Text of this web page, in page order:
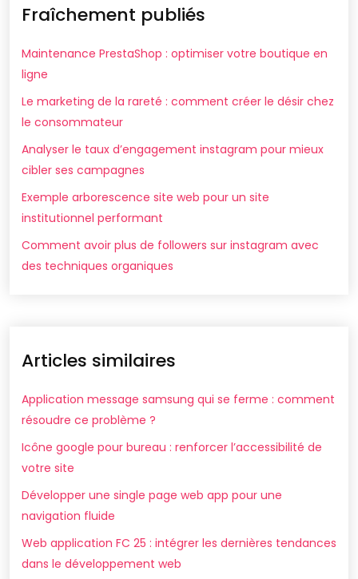
Fraîchement publiés
Maintenance PrestaShop : optimiser votre boutique en
ligne
Le marketing de la rareté : comment créer le désir chez
le consommateur
Analyser le taux d’engagement instagram pour mieux
cibler ses campagnes
Exemple arborescence site web pour un site
institutionnel performant
Comment avoir plus de followers sur instagram avec
des techniques organiques
Articles similaires
Application message samsung qui se ferme : comment
résoudre ce problème ?
Icône google pour bureau : renforcer l’accessibilité de
votre site
Développer une single page web app pour une
navigation fluide
Web application FC 25 : intégrer les dernières tendances
dans le développement web